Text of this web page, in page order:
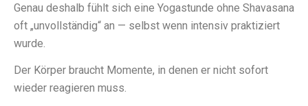
Genau deshalb fühlt sich eine Yogastunde ohne Shavasana
oft „unvollständig“ an — selbst wenn intensiv praktiziert
wurde.
Der Körper braucht Momente, in denen er nicht sofort
wieder reagieren muss.